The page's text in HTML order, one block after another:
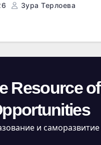
Зура Терлоева
Resource of
и саморазвитие